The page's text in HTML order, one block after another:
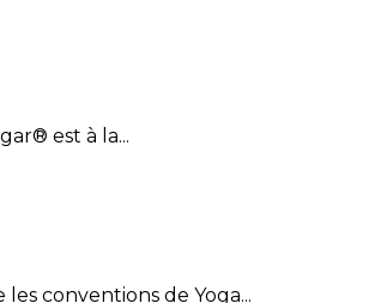
est à la...
conventions de Yoga...